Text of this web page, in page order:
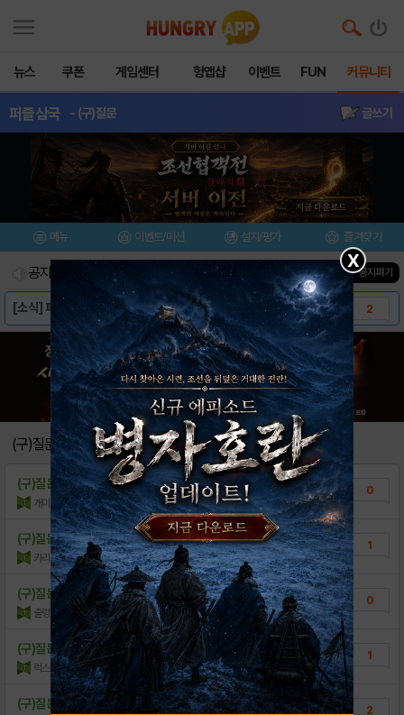
뉴스 쿠폰 게임센터 헝앱샵 이벤트 FUN 커뮤니티
퍼즐삼국 - (구)질문 글쓰기
메뉴 이벤트/미션 설치/평가 즐겨찾기
공지사항 진행중인 이벤트0건 ▼ 공지펴기
[소식] 퍼즐 삼국 for Kakao 네이버 .. 2
[가이드] 퍼즐삼국 - 플레이UI
[가이드] 퍼즐삼국 - 친구
[가이드] 퍼즐삼국 - 부대
삼국지를 게임으로 읽어보자! 퍼즐삼국 for ..
[업데이트]전위 업적 & 명사집결 신규 오픈
[게임소개]-퍼즐삼국 1
[스크린샷]-퍼즐삼국
[동영상]-퍼즐삼국 for Kakao
[다운로드 링크]-퍼즐삼국
퍼즐삼국 유용한 공략 모음집
[리뷰] 헝그리앱 별별 리뷰!! 플라잉걸스 f.. 0
쿠키런겟 게시판운영자와 너딱걸림, 로스팅 님이..
(구)질문
(구)질문 강화한 카드를 진화시키면 어찌되나요?(수정)
개미도리 조회수:206 | 15.01.02
0
(구)질문 제갈량은 아직도 뜨는 카드인가요?
카리야s 조회수:885 | 14.04.25
1
(구)질문 퍼즐삼국 대교 얻는법
출렁이 조회수:650 | 14.03.22
0
(구)질문 다시 시작해보려는데 인벤좀봐주세요
럭스틸 조회수:497 | 14.03.10
1
(구)질문 전위 진화 2
X